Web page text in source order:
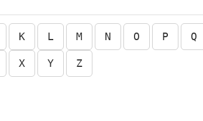
K L M N O P Q
X Y Z